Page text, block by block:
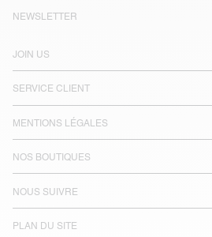
JOIN US
SERVICE CLIENT
MENTIONS LÉGALES
NOS BOUTIQUES
NOUS SUIVRE
PLAN DU SITE
NEWSLETTER